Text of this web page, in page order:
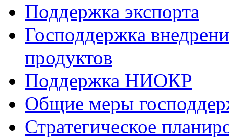
Поддержка экспорта
Господдержка
продуктов
Поддержка НИОКР
Общие меры
Стратегическое